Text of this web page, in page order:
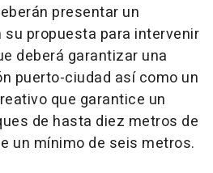
presentar un
propuesta para intervenir
deberá garantizar una
puerto-ciudad así como un
que garantice un
de hasta diez metros de
un mínimo de seis metros.